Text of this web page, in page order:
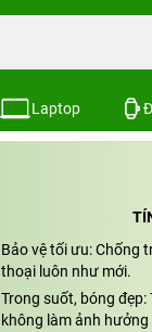
Laptop
Miếng dán
Bảo vệ tối ưu: Chống
thoại luôn như mới.
Trong suốt, bóng
không làm ảnh